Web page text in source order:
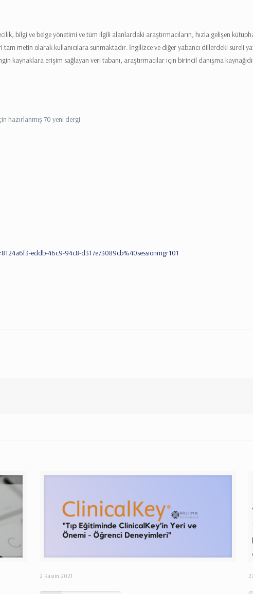
bilgi ve belge yönetimi ve tüm ilgili alanlardaki araştırmacıların, hızla gelişen
tam metin olarak kullanıcılara sunmaktadır. İngilizce ve diğer yabancı dillerdeki
kaynaklara erişim sağlayan veri tabanı, araştırmacılar için birincil danışma
hazırlanmış 70 yeni dergi
eddb-46c9-94c8-d317e73089cb%40sessionmgr101
2 Kasım 2021